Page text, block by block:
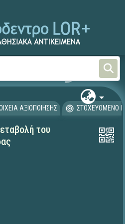
Γεωγραφία-Γεωλογία
ΑΞΙΟΠΟΙΗΣΗΣ ΣΤΟΧΕΥΟΜΕΝΟ
του